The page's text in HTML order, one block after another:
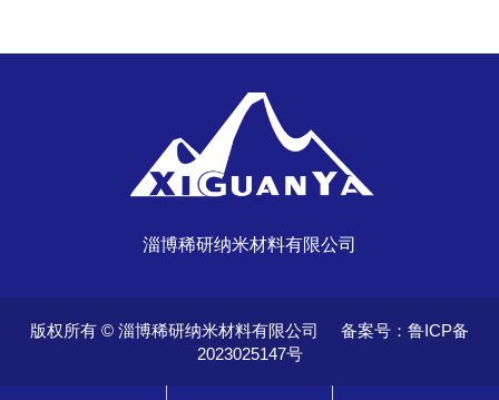
淄博稀研纳米材料有限公司
版权所有 © 淄博稀研纳米材料有限公司 备案号： 鲁ICP备
2023025147号